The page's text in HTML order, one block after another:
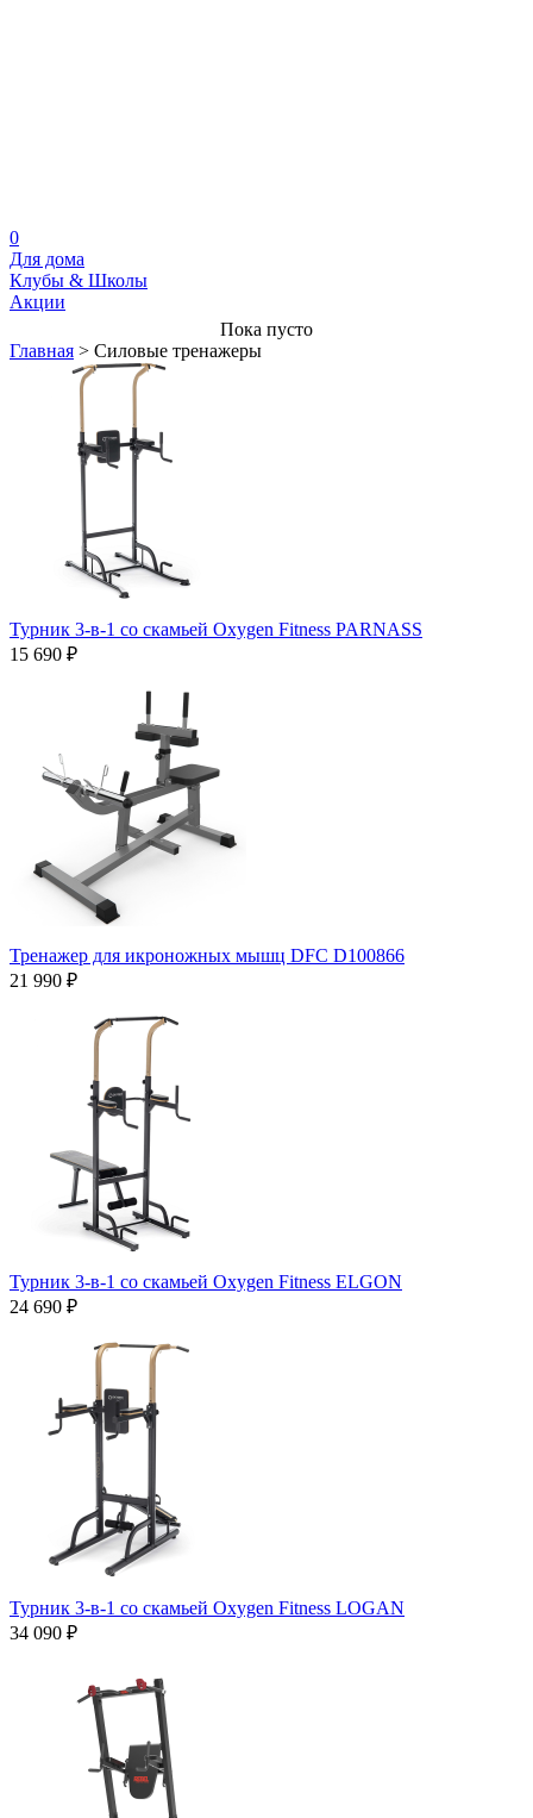
0
Для дома
Клубы & Школы
Акции
Пока пусто
Главная > Силовые тренажеры
Турник 3-в-1 со скамьей Oxygen Fitness PARNASS
15 690 ₽
Тренажер для икроножных мышц DFC D100866
21 990 ₽
Турник 3-в-1 со скамьей Oxygen Fitness ELGON
24 690 ₽
Турник 3-в-1 со скамьей Oxygen Fitness LOGAN
34 090 ₽